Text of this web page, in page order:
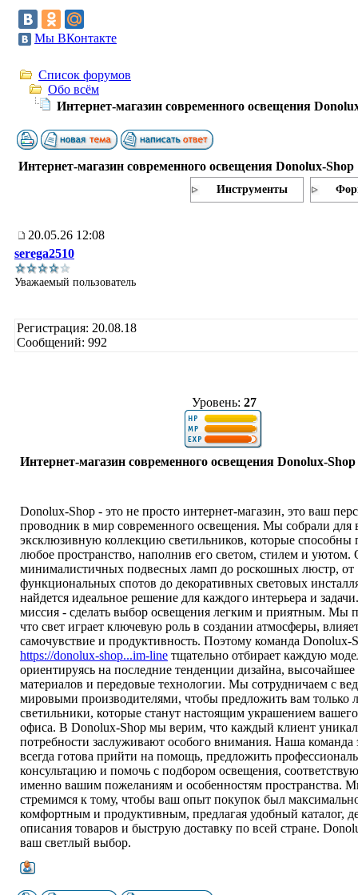
Мы ВКонтакте
Список форумов
Обо всём
Интернет-магазин современного освещения
Интернет-магазин современного освещения Donolux-Shop
Инструменты
20.05.26 12:08
serega2510
Уважаемый пользователь
Регистрация: 20.08.18
Сообщений: 992
Уровень: 27
Интернет-магазин современного освещения Donolux-Shop
Donolux-Shop - это не просто интернет-магазин, это ваш
проводник в мир современного освещения. Мы собрали для
эксклюзивную коллекцию светильников, которые способны
любое пространство, наполнив его светом, стилем и уютом.
минималистичных подвесных ламп до роскошных люстр, от
функциональных спотов до декоративных световых
найдется идеальное решение для каждого интерьера и
миссия - сделать выбор освещения легким и приятным. Мы
что свет играет ключевую роль в создании атмосферы,
самочувствие и продуктивность. Поэтому команда Donolux-
https://donolux-shop...im-line тщательно отбирает каждую
ориентируясь на последние тенденции дизайна, высочайшее
материалов и передовые технологии. Мы сотрудничаем с
мировыми производителями, чтобы предложить вам только
светильники, которые станут настоящим украшением
офиса. В Donolux-Shop мы верим, что каждый клиент
потребности заслуживают особого внимания. Наша команда
всегда готова прийти на помощь, предложить
консультацию и помочь с подбором освещения,
именно вашим пожеланиям и особенностям пространства.
стремимся к тому, чтобы ваш опыт покупок был
комфортным и продуктивным, предлагая удобный каталог,
описания товаров и быструю доставку по всей стране.
ваш светлый выбор.